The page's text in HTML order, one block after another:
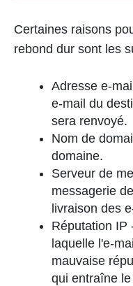
Certaines raisons
rebond dur sont les
Adresse e-
e-mail du
sera renvoyé.
Nom de
domaine.
Serveur de
messagerie
livraison des
Réputation IP
laquelle l'e-
mauvaise
qui entraîne